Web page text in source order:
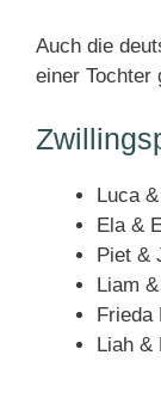
Auch die
einer Tochter
Luca
Ela &
Piet &
Liam
Frieda
Liah &